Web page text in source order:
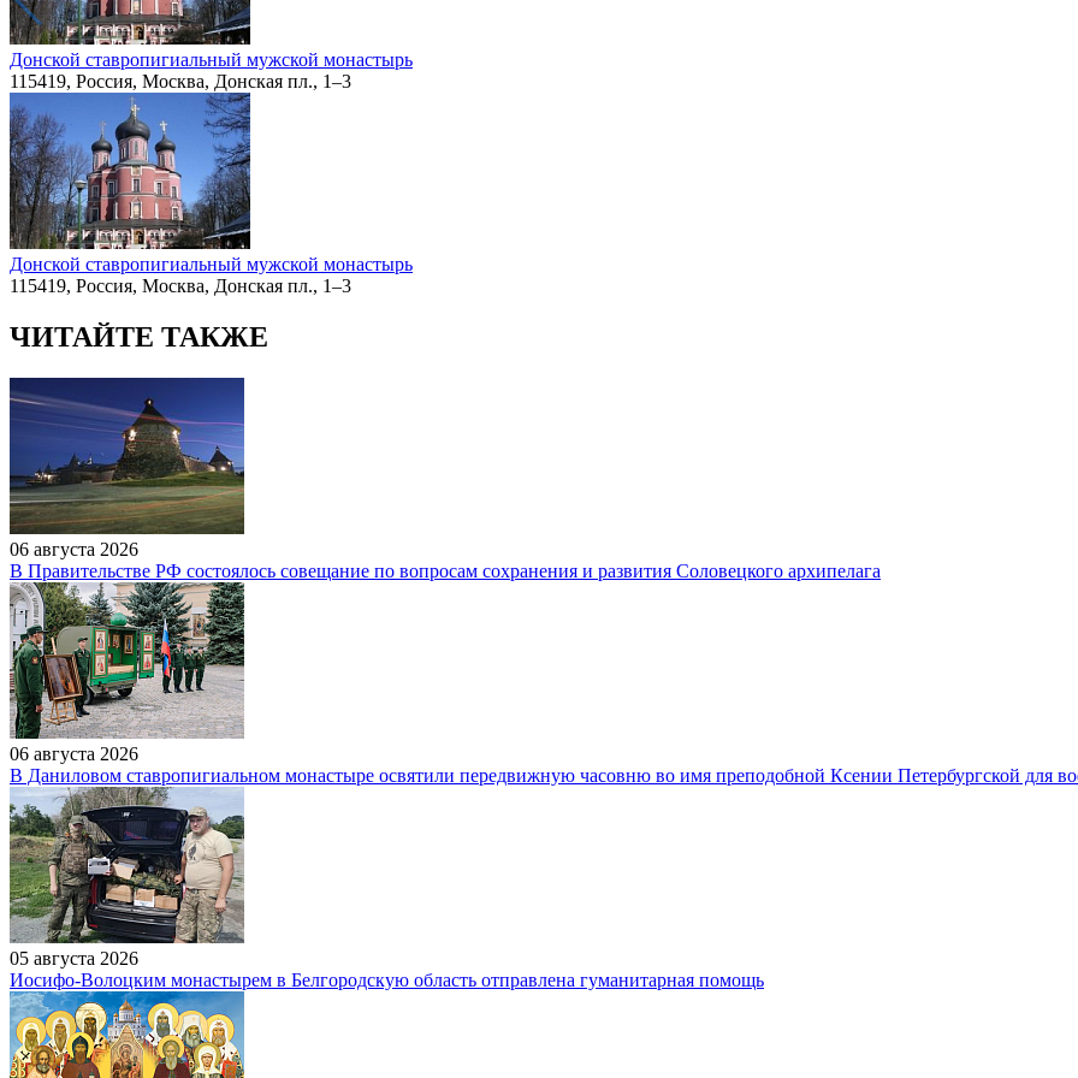
Донской ставропигиальный мужской монастырь
115419, Россия, Москва, Донская пл., 1–3
Донской ставропигиальный мужской монастырь
115419, Россия, Москва, Донская пл., 1–3
ЧИТАЙТЕ ТАКЖЕ
06 августа 2026
В Правительстве РФ состоялось совещание по вопросам сохранения и развития Соловецкого архипелага
06 августа 2026
В Даниловом ставропигиальном монастыре освятили передвижную часовню во имя преподобной Ксении Петербургской для
05 августа 2026
Иосифо-Волоцким монастырем в Белгородскую область отправлена гуманитарная помощь